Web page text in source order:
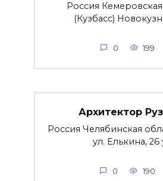
Россия Кемеровская
(Кузбасс)
0 199
Архитектор
Россия Челябинская
ул. Елькина, 26
0 190